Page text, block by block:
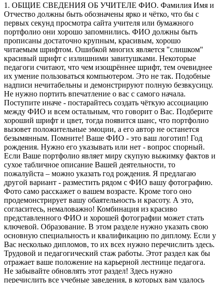
1. ОБЩИЕ СВЕДЕНИЯ ОБ УЧИТЕЛЕ ФИО. Фамилия Имя и
Отчество должны быть обозначены ярко и чётко, что бы с
первых секунд просмотра сайта учителя или бумажного
портфолио они хорошо запомнились. ФИО должны быть
прописаны достаточно крупным, красивым, хорошо
читаемым шрифтом. Ошибкой многих является "слишком"
красивый шрифт с излишними завитушками. Некоторые
педагоги считают, что чем изощрённее шрифт, тем очевиднее
их умение пользоваться компьютером. Это не так. Подобные
надписи нечитабельны и демонстрируют полную безвкусицу.
Не нужно портить впечатление о вас с самого начала.
Поступите иначе - постарайтесь создать чёткую ассоциацию
между ФИО и всем остальным, что говорит о Вас. Подберите
хороший шрифт и цвет, тогда появится шанс, что портфолио
вызовет положительные эмоции, а его автор не останется
безымянным. Помните! Ваше ФИО - это ваш логотип! Год
рождения. Нужно его указывать или нет - вопрос спорный.
Если Ваше портфолио являет миру скупую выжимку фактов и
сухое табличное описание Вашей деятельности, то
пожалуйста – можно указать год рождения. Я предлагаю
другой вариант - разместить рядом с ФИО вашу фотографию.
Фото само расскажет о вашем возрасте. Кроме того оно
продемонстрирует вашу обаятельность и красоту. А это,
согласитесь, немаловажно! Комбинация из красиво
представленного ФИО и хорошей фотографии может стать
ключевой. Образование. В этом разделе нужно указать свою
основную специальность и квалификацию по диплому. Если у
Вас несколько дипломов, то их всех нужно перечислить здесь.
Трудовой и педагогический стаж работы. Этот раздел как бы
отражает ваше положение на карьерной лестнице педагога.
Не забывайте обновлять этот раздел! Здесь нужно
перечислить все учебные заведения, в которых вам удалось